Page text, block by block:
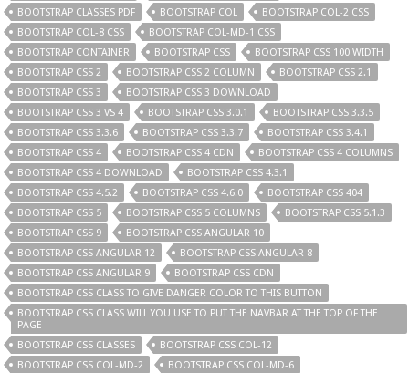
BOOTSTRAP CLASSES PDF
BOOTSTRAP COL
BOOTSTRAP COL-2 CSS
BOOTSTRAP COL-8 CSS
BOOTSTRAP COL-MD-1 CSS
BOOTSTRAP CONTAINER
BOOTSTRAP CSS
BOOTSTRAP CSS 100 WIDTH
BOOTSTRAP CSS 2
BOOTSTRAP CSS 2 COLUMN
BOOTSTRAP CSS 2.1
BOOTSTRAP CSS 3
BOOTSTRAP CSS 3 DOWNLOAD
BOOTSTRAP CSS 3 VS 4
BOOTSTRAP CSS 3.0.1
BOOTSTRAP CSS 3.3.5
BOOTSTRAP CSS 3.3.6
BOOTSTRAP CSS 3.3.7
BOOTSTRAP CSS 3.4.1
BOOTSTRAP CSS 4
BOOTSTRAP CSS 4 CDN
BOOTSTRAP CSS 4 COLUMNS
BOOTSTRAP CSS 4 DOWNLOAD
BOOTSTRAP CSS 4.3.1
BOOTSTRAP CSS 4.5.2
BOOTSTRAP CSS 4.6.0
BOOTSTRAP CSS 404
BOOTSTRAP CSS 5
BOOTSTRAP CSS 5 COLUMNS
BOOTSTRAP CSS 5.1.3
BOOTSTRAP CSS 9
BOOTSTRAP CSS ANGULAR 10
BOOTSTRAP CSS ANGULAR 12
BOOTSTRAP CSS ANGULAR 8
BOOTSTRAP CSS ANGULAR 9
BOOTSTRAP CSS CDN
BOOTSTRAP CSS CLASS TO GIVE DANGER COLOR TO THIS BUTTON
BOOTSTRAP CSS CLASS WILL YOU USE TO PUT THE NAVBAR AT THE TOP OF THE
PAGE
BOOTSTRAP CSS CLASSES
BOOTSTRAP CSS COL-12
BOOTSTRAP CSS COL-MD-2
BOOTSTRAP CSS COL-MD-6